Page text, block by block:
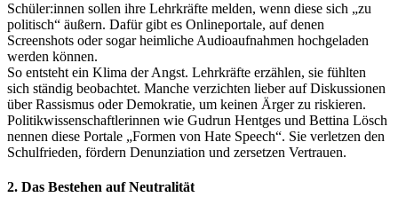
Schüler:innen sollen ihre Lehrkräfte melden, wenn diese sich „zu
politisch“ äußern. Dafür gibt es Onlineportale, auf denen
Screenshots oder sogar heimliche Audioaufnahmen hochgeladen
werden können.
So entsteht ein Klima der Angst. Lehrkräfte erzählen, sie fühlten
sich ständig beobachtet. Manche verzichten lieber auf Diskussionen
über Rassismus oder Demokratie, um keinen Ärger zu riskieren.
Politikwissenschaftlerinnen wie Gudrun Hentges und Bettina Lösch
nennen diese Portale „Formen von Hate Speech“. Sie verletzen den
Schulfrieden, fördern Denunziation und zersetzen Vertrauen.
2. Das Bestehen auf Neutralität